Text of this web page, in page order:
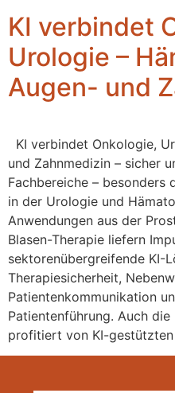
KI verbindet
Urologie –
Augen- und
KI verbindet Onkologie,
und Zahnmedizin – sicher
Fachbereiche – besonders
in der Urologie und
Anwendungen aus der
Blasen-Therapie liefern
sektorenübergreifende KI-
Therapiesicherheit,
Patientenkommunikation
Patientenführung. Auch
profitiert von KI-